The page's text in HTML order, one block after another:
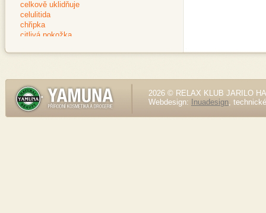
2026 © RELAX KLUB JARILO
Webdesign:
Inuadesign,